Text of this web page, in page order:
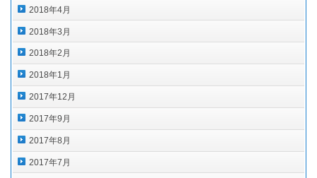
2018年4月
2018年3月
2018年2月
2018年1月
2017年12月
2017年9月
2017年8月
2017年7月